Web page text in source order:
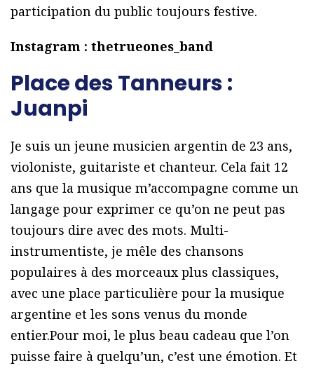
participation du public toujours festive.
Instagram : thetrueones_band
Place des Tanneurs :
Juanpi
Je suis un jeune musicien argentin de 23 ans,
violoniste, guitariste et chanteur. Cela fait 12
ans que la musique m’accompagne comme un
langage pour exprimer ce qu’on ne peut pas
toujours dire avec des mots. Multi-
instrumentiste, je mêle des chansons
populaires à des morceaux plus classiques,
avec une place particulière pour la musique
argentine et les sons venus du monde
entier.Pour moi, le plus beau cadeau que l’on
puisse faire à quelqu’un, c’est une émotion. Et